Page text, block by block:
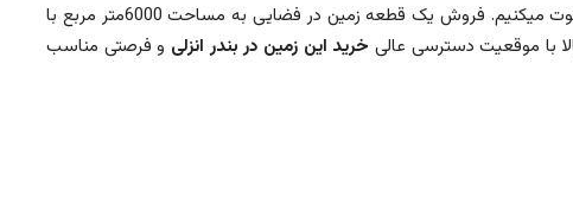
را دارید شما را به تماشای یک قطعه زمین با سندیت تک برگ دعوت میکنیم. فروش یک قطعه زمین در فضایی به مساحت 6000متر مربع با
خرید این زمین در بندر انزلی و فرصتی مناسب